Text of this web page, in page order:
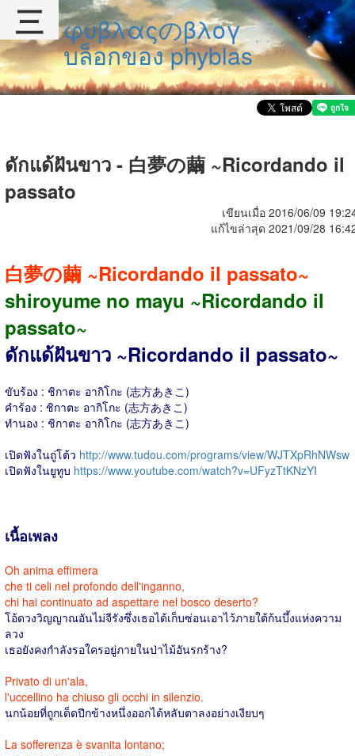
φυβλαςのβλογ
บล็อกของ phyblas
ดักแด้ฝันขาว - 白夢の繭 ~Ricordando il
passato
เขียนเมื่อ 2016/06/09
แก้ไขล่าสุด 2021/09/28
白夢の繭 ~Ricordando il passato~
shiroyume no mayu ~Ricordando il
passato~
ดักแด้ฝันขาว ~Ricordando il passato~
ขับร้อง : ชิกาตะ อากิโกะ (志方あきこ)
คำร้อง : ชิกาตะ อากิโกะ (志方あきこ)
ทำนอง : ชิกาตะ อากิโกะ (志方あきこ)
เปิดฟังในถู่โต้ว http://www.tudou.com/programs/view/WJTXpRhNWsw
เปิดฟังในยูทูบ https://www.youtube.com/watch?v=UFyzTtKNzYI
เนื้อเพลง
Oh anima effimera
che ti celi nel profondo dell'inganno,
chi hai continuato ad aspettare nel bosco deserto?
โอ้ดวงวิญญาณอันไม่จีรังซึ่งเธอได้เก็บซ่อนเอาไว้ภายใต้ก้นบึ้งแห่งความ
ลวง
เธอยังคงกำลังรอใครอยู่ภายในป่าไม้อันรกร้าง?
Privato di un'ala,
l'uccellino ha chiuso gli occhi in silenzio.
นกน้อยที่ถูกเด็ดปีกข้างหนึ่งออกได้หลับตาลงอย่างเงียบๆ
La sofferenza è svanita lontano;
三